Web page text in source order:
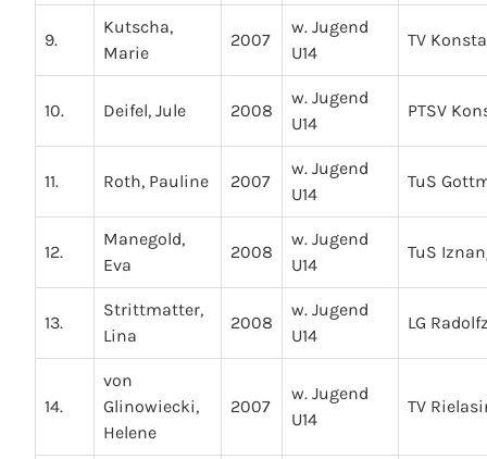
9.
Kutscha,
Marie
2007
w. Jugend
U14
TV
10. Deifel, Jule 2008
w. Jugend
U14
PTSV
11. Roth, Pauline 2007
w. Jugend
U14
TuS
12.
Manegold,
Eva
2008
w. Jugend
U14
TuS
13.
Strittmatter,
Lina
2008
w. Jugend
U14
LG
14.
von
Glinowiecki,
Helene
2007
w. Jugend
U14
TV